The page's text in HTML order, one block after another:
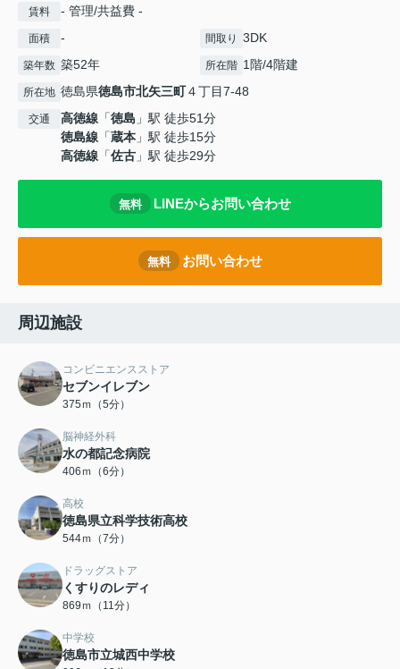
賃料 - 管理/共益費 -
面積 - 間取り 3DK
築年数 築52年 所在階 1階/4階建
所在地 徳島県徳島市北矢三町４丁目7-48
交通 高徳線 「徳島 」駅 徒歩51分
徳島線 「蔵本 」駅 徒歩15分
高徳線 「佐古 」駅 徒歩29分
無料 LINEからお問い合わせ
無料 お問い合わせ
周辺施設
コンビニエンスストア
セブンイレブン
375ｍ（5分）
脳神経外科
水の都記念病院
406ｍ（6分）
高校
徳島県立科学技術高校
544ｍ（7分）
ドラッグストア
くすりのレディ
869ｍ（11分）
中学校
徳島市立城西中学校